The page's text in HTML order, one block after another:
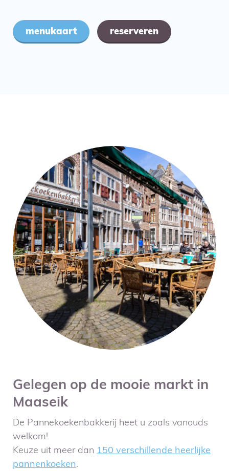
menukaart reserveren
Gelegen op de mooie markt in
Maaseik
De Pannekoekenbakkerij heet u zoals vanouds
welkom!
Keuze uit meer dan 150 verschillende heerlijke
pannenkoeken.